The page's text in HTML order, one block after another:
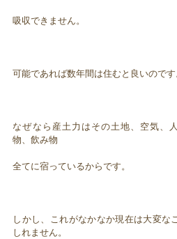
吸収できません。
可能であれば数年間は住むと良いのです
なぜなら産土力はその土地、空気、
物、飲み物
全てに宿っているからです。
しかし、これがなかなか現在は大変な
しれません。